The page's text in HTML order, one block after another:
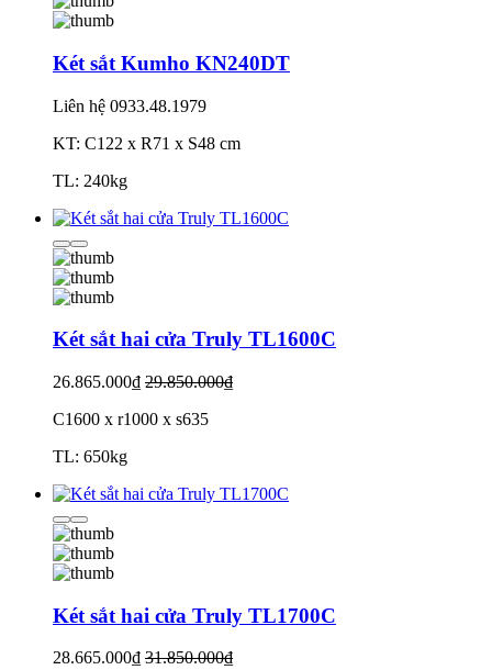
Két sắt Kumho KN240DT
Liên hệ 0933.48.1979
KT: C122 x R71 x S48 cm
TL: 240kg
Két sắt hai cửa Truly TL1600C
26.865.000₫ 29.850.000₫
C1600 x r1000 x s635
TL: 650kg
Két sắt hai cửa Truly TL1700C
28.665.000₫ 31.850.000₫